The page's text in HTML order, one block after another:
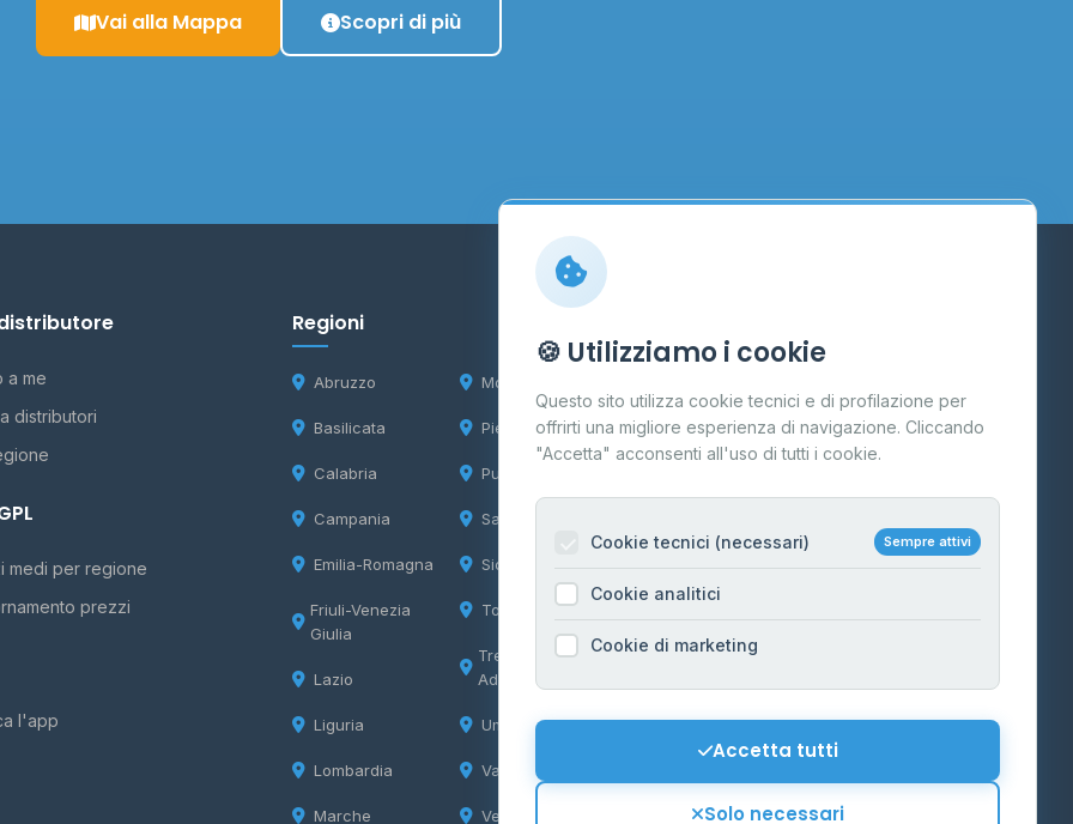
Vai alla Mappa Scopri di più
a me
distributori
medi per regione
prezzi
l'app
Regioni
Abruzzo
Basilicata
Calabria
Campania
Emilia-Romagna
Friuli-Venezia
Giulia
Lazio
Liguria
Lombardia
Marche
Molise
Piemonte
Puglia
Sardegna
Sicilia
Toscana
Trentino-Alto
Adige
Umbria
Valle d'Aosta
Veneto
Contatti
Per gestori
Informazioni legali
Privacy Policy
Cookie Policy
Mappa del sito
Contattaci
🍪 Utilizziamo i cookie
Questo sito utilizza cookie tecnici e di profilazione per
offrirti una migliore esperienza di navigazione. Cliccando
"Accetta" acconsenti all'uso di tutti i cookie.
Cookie tecnici (necessari) Sempre attivi
Cookie analitici
Cookie di marketing
Accetta tutti
Solo necessari